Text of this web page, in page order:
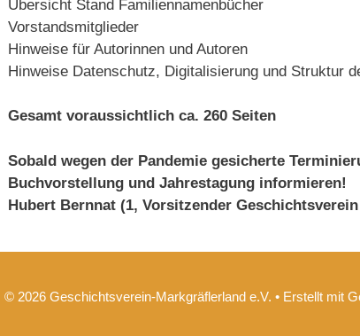
Übersicht Stand Familiennamenbücher
Vorstandsmitglieder
Hinweise für Autorinnen und Autoren
Hinweise Datenschutz, Digitalisierung und Struktur
Gesamt voraussichtlich ca. 260 Seiten
Sobald wegen der Pandemie gesicherte
Buchvorstellung und Jahrestagung informieren!
Hubert Bernnat (1, Vorsitzender
© 2026 Geschichtsverein-Markgräflerland e.V. • Erstellt mit